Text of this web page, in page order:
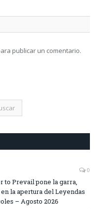
publicar un comentario.
0
to Prevail pone la garra,
la apertura del Leyendas
– Agosto 2026